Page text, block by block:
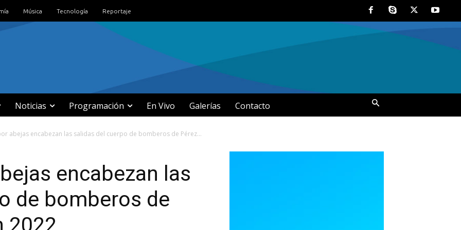
Música Tecnología Reportaje
Noticias Programación En Vivo Galerías Contacto
abejas encabezan las salidas del cuerpo de bomberos de Pérez...
encabezan las
de bomberos de
2022